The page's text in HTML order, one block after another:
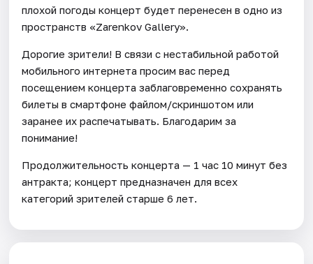
плохой погоды концерт будет перенесен в одно из
пространств «Zarenkov Gallery».
Дорогие зрители! В связи с нестабильной работой
мобильного интернета просим вас перед
посещением концерта заблаговременно сохранять
билеты в смартфоне файлом/скриншотом или
заранее их распечатывать. Благодарим за
понимание!
Продолжительность концерта — 1 час 10 минут без
антракта; концерт предназначен для всех
категорий зрителей старше 6 лет.